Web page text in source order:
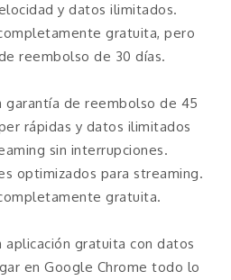
y datos ilimitados.
gratuita, pero
reembolso de 30 días.
garantía de reembolso de 45
rápidas y datos ilimitados
sin interrupciones.
optimizados para streaming.
gratuita.
aplicación gratuita con datos
en Google Chrome todo lo